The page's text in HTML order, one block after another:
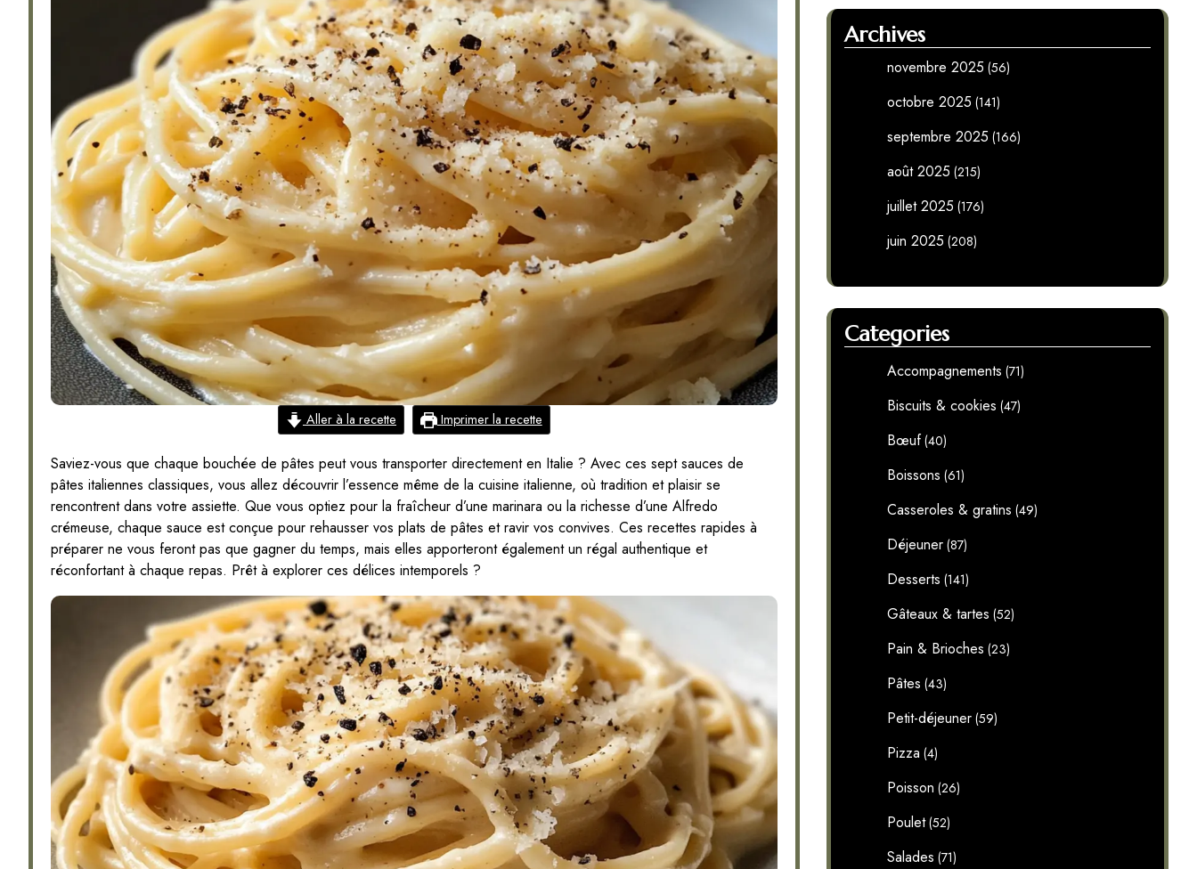
Aller à la recette Imprimer la recette
Saviez-vous que chaque bouchée de pâtes peut vous transporter directement en Italie ? Avec ces sept sauces de
pâtes italiennes classiques, vous allez découvrir l’essence même de la cuisine italienne, où tradition et plaisir se
rencontrent dans votre assiette. Que vous optiez pour la fraîcheur d’une marinara ou la richesse d’une Alfredo
crémeuse, chaque sauce est conçue pour rehausser vos plats de pâtes et ravir vos convives. Ces recettes rapides à
préparer ne vous feront pas que gagner du temps, mais elles apporteront également un régal authentique et
réconfortant à chaque repas. Prêt à explorer ces délices intemporels ?
Archives
novembre 2025 (56)
octobre 2025 (141)
septembre 2025 (166)
août 2025 (215)
juillet 2025 (176)
juin 2025 (208)
Categories
Accompagnements (71)
Biscuits & cookies (47)
Bœuf (40)
Boissons (61)
Casseroles & gratins (49)
Déjeuner (87)
Desserts (141)
Gâteaux & tartes (52)
Pain & Brioches (23)
Pâtes (43)
Petit-déjeuner (59)
Pizza (4)
Poisson (26)
Poulet(52)
Salades (71)